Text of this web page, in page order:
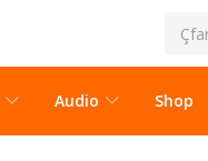
Audio Shop